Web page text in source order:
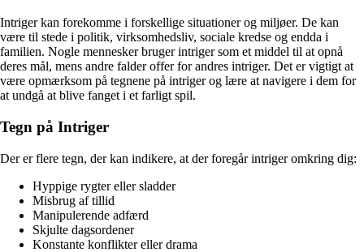
Intriger kan forekomme i forskellige situationer og miljøer. De kan
være til stede i politik, virksomhedsliv, sociale kredse og endda i
familien. Nogle mennesker bruger intriger som et middel til at opnå
deres mål, mens andre falder offer for andres intriger. Det er vigtigt at
være opmærksom på tegnene på intriger og lære at navigere i dem for
at undgå at blive fanget i et farligt spil.
Tegn på Intriger
Der er flere tegn, der kan indikere, at der foregår intriger omkring dig:
Hyppige rygter eller sladder
Misbrug af tillid
Manipulerende adfærd
Skjulte dagsordener
Konstante konflikter eller drama